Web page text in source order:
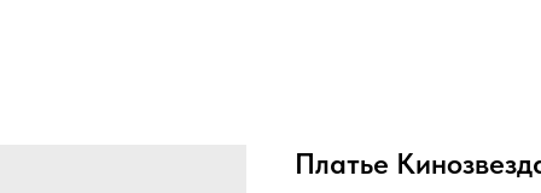
Платье